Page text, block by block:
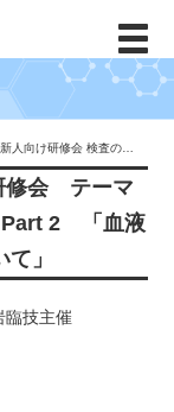
検査の基礎」「尿検査の基礎について」
修会 テーマ
Part 2 「血液
」
臨技主催